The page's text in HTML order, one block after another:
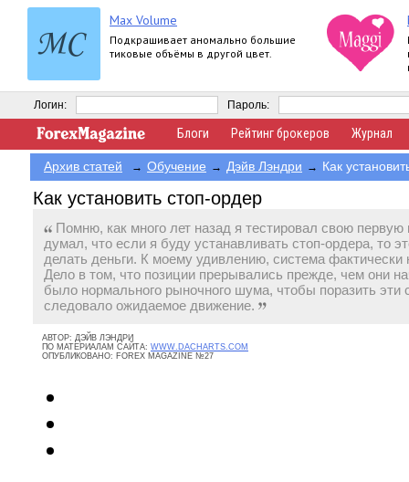
Max Volume
Подкрашивает аномально большие
тиковые объёмы в другой цвет.
Логин: Пароль:
Блоги Рейтинг брокеров Журнал
Архив статей → Обучение → Дэйв Лэндри → Как
Как установить стоп-ордер
Помню, как много лет назад я тестировал свою первую
думал, что если я буду устанавливать стоп-ордера, то
делать деньги. К моему удивлению, система фактически
Дело в том, что позиции прерывались прежде, чем они
было нормального рыночного шума, чтобы поразить эти
следовало ожидаемое движение.
АВТОР: ДЭЙВ ЛЭНДРИ
ПО МАТЕРИАЛАМ САЙТА: WWW.DACHARTS.COM
ОПУБЛИКОВАНО: FOREX MAGAZINE №27